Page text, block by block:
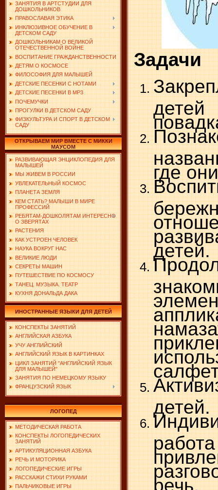
ЗАНЯТИЯ В АРТСТУДИИ ДЛЯ
ДОШКОЛЬНИКОВ
ПРАВОСЛАВАЯ ЭТИКА
ИНКЛЮЗИВНОЕ ОБУЧЕНИЕ В
ДЕТСКОМ САДУ
ДОШКОЛЬНИКАМ О ВЕЛИКОЙ
ОТЕЧЕСТВЕННОЙ ВОЙНЕ
ВОСПИТАНИЕ ГРАЖДАНСТВЕННОСТИ
ДЕТЯМ О КОСМОСЕ
ФИЛОСОФИЯ ДЛЯ МАЛЫШЕЙ
ДЕТСКИЕ ПЕСЕНКИ С НОТАМИ
ДЕТСКИЕ ПЕСЕНКИ В MP3
ПОЧЕМУЧКИ
ПРОГУЛКИ В ДЕТСКОМ САДУ
ФИЗКУЛЬТУРА И СПОРТ В ДЕТСКОМ
САДУ
ОТКРЫВАЕМ МИР ВМЕСТЕ С МИККИ
МАУСОМ
РАЗВИВАЮЩАЯ ЭНЦИКЛОПЕДИЯ ДЛЯ
МАЛЫШЕЙ
МЫ ЖИВЕМ В РОССИИ
УВЛЕКАТЕЛЬНЫЙ КОСМОС
ПЛАНЕТА ЗЕМЛЯ
КЕМ СТАТЬ? МАЛЫШИ В МИРЕ
ПРОФЕССИЙ
РЕБЯТАМ-ДОШКОЛЯТАМ ИНТЕРЕСНО
О ЗВЕРЯТАХ
РАСТЕНИЯ
КАК УСТРОЕН ЧЕЛОВЕК
НАУКА ВОКРУГ НАС
ВЕЛИКИЕ ЛЮДИ
СЕКРЕТЫ МАШИН
ПУТЕШЕСТВИЕ ПО КОСМОСУ
ТАНЕЦ. МУЗЫКА. ТЕАТР
КУХНЯ ДОНАЛЬДА ДАКА
ИНОСТРАННЫЕ ЯЗЫКИ ДЛЯ ДЕТЕЙ
КОНСПЕКТЫ ЗАНЯТИЙ
АНГЛИЙСКАЯ АЗБУКА
УЧУ АНГЛИЙСКИЙ
АНГЛИЙСКИЙ ЯЗЫК В КАРТИНКАХ
ЦИКЛ ЗАНЯТИЙ "АНГЛИЙСКИЙ ЯЗЫК
ДЛЯ МАЛЫШЕЙ"
ЗАНЯТИЯ ПО НЕМЕЦКОМУ ЯЗЫКУ
ФРАНЦУЗСКИЙ ЯЗЫК
ЛОГОПЕД
МЕТОДИЧЕСКАЯ РАБОТА
КОНСПЕКТЫ ЛОГОПЕДИЧЕСКИХ
ЗАНЯТИЙ
АРТИКУЛЯЦИОННАЯ АЗБУКА
РЕЧЬ И МОТОРИКА
ЛОГОПЕДИЧЕСКИЕ ИГРЫ
РАССКАЖИ СТИХИ РУКАМИ
ПАЛЬЧИКОВЫЕ ИГРЫ
Задачи
где
детей.
детей.
речь.